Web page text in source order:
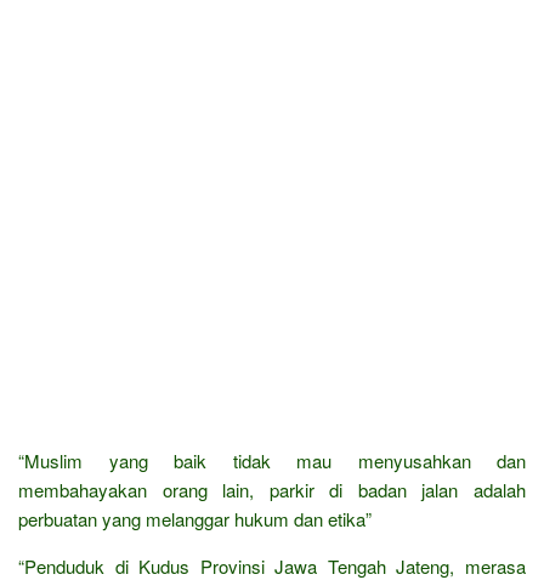
“Muslim yang baik tidak mau menyusahkan dan
membahayakan orang lain, parkir di badan jalan adalah
perbuatan yang melanggar hukum dan etika”
“Penduduk di Kudus Provinsi Jawa Tengah Jateng, merasa